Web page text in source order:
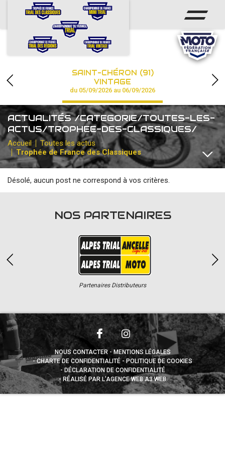
ACCUEIL
CALENDRIER
CHAMPIONNAT
RÉSULTATS
PHOTOS / VIDÉOS
PARTENAIRES
SAINT-CHÉRON (91)
VINTAGE
du 05/09/2026 au 06/09/2026
ACTUALITÉS /CATEGORIE/TOUTES-LES-
ACTUS/TROPHEE-DES-CLASSIQUES/
Accueil
Toutes les actus
Trophée de France des Classiques
Désolé, aucun post ne correspond à vos critères.
NOS PARTENAIRES
Partenaires Distributeurs
NOUS CONTACTER
MENTIONS LÉGALES
CHARTE DE CONFIDENTIALITÉ
POLITIQUE DE COOKIES
DÉCLARATION DE CONFIDENTIALITÉ
RÉALISÉ PAR L’AGENCE WEB A3 WEB